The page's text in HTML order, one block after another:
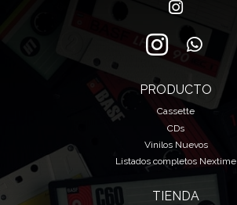
PRODUCTO
Cassette
CDs
Vinilos Nuevos
Listados completos Nextime
TIENDA